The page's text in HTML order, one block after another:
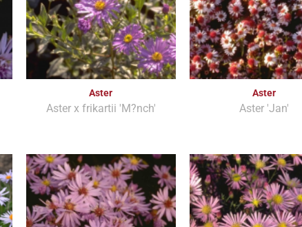
Aster
Aster x frikartii 'M?nch'
Aster
Aster 'Jan'